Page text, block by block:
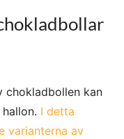
chokladbollen kan
I detta
varianterna av